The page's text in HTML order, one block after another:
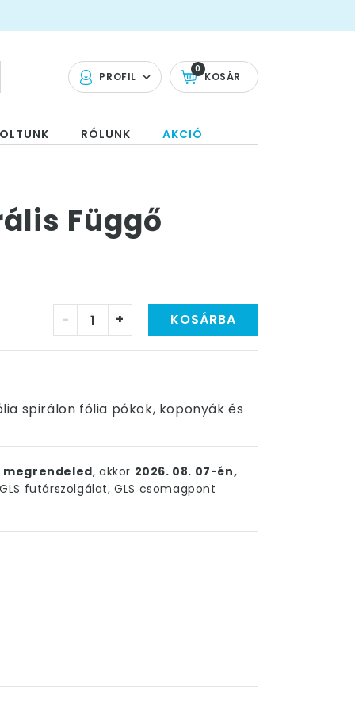
PROFIL KOSÁR
0
RÓLUNK AKCIÓ
Függő
- + KOSÁRBA
spirálon fólia pókok, koponyák és
megrendeled, akkor 2026. 08. 07-én,
futárszolgálat, GLS csomagpont